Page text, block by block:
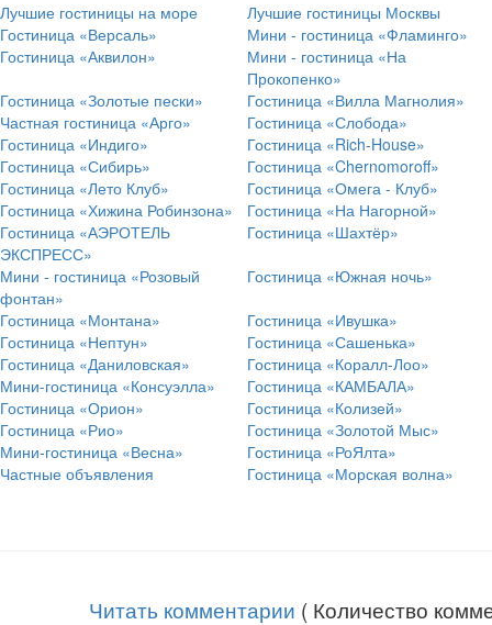
Лучшие гостиницы на море
Лучшие гостиницы Москвы
Гостиница «Версаль»
Мини - гостиница «Фламинго»
Гостиница «Аквилон»
Мини - гостиница «На
Прокопенко»
Гостиница «Золотые пески»
Гостиница «Вилла Магнолия»
Частная гостиница «Арго»
Гостиница «Слобода»
Гостиница «Индиго»
Гостиница «Rich-House»
Гостиница «Сибирь»
Гостиница «Chernomoroff»
Гостиница «Лето Клуб»
Гостиница «Омега - Клуб»
Гостиница «Хижина Робинзона»
Гостиница «На Нагорной»
Гостиница «АЭРОТЕЛЬ
ЭКСПРЕСС»
Гостиница «Шахтёр»
Мини - гостиница «Розовый
фонтан»
Гостиница «Южная ночь»
Гостиница «Монтана»
Гостиница «Ивушка»
Гостиница «Нептун»
Гостиница «Сашенька»
Гостиница «Даниловская»
Гостиница «Коралл-Лоо»
Мини-гостиница «Консуэлла»
Гостиница «КАМБАЛА»
Гостиница «Орион»
Гостиница «Колизей»
Гостиница «Рио»
Гостиница «Золотой Мыс»
Мини-гостиница «Весна»
Гостиница «РоЯлта»
Частные объявления
Гостиница «Морская волна»
Читать комментарии ( Количество